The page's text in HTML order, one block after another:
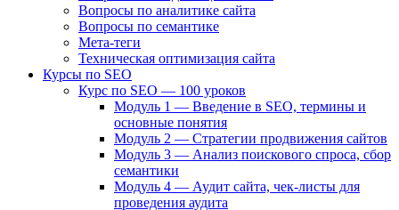
Вопросы по аналитике сайта
Вопросы по семантике
Мета-теги
Техническая оптимизация сайта
Курсы по SEO
Курс по SEO — 100 уроков
Модуль 1 — Введение в SEO, термины и
основные понятия
Модуль 2 — Стратегии продвижения сайтов
Модуль 3 — Анализ поискового спроса, сбор
семантики
Модуль 4 — Аудит сайта, чек-листы для
проведения аудита